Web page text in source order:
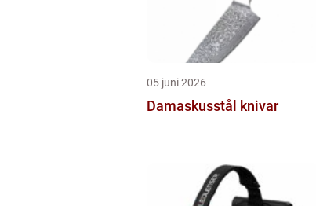
05 juni 2026
Damaskusstål knivar